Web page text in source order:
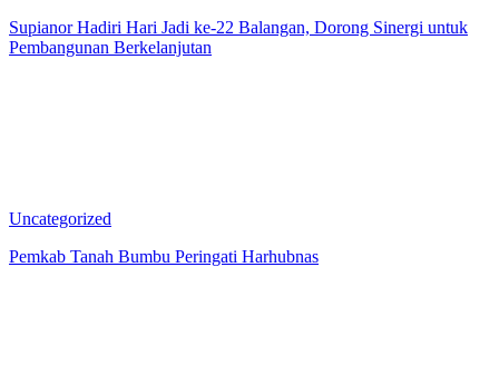
Supianor Hadiri Hari Jadi ke-22 Balangan, Dorong Sinergi untuk
Pembangunan Berkelanjutan
Uncategorized
Pemkab Tanah Bumbu Peringati Harhubnas